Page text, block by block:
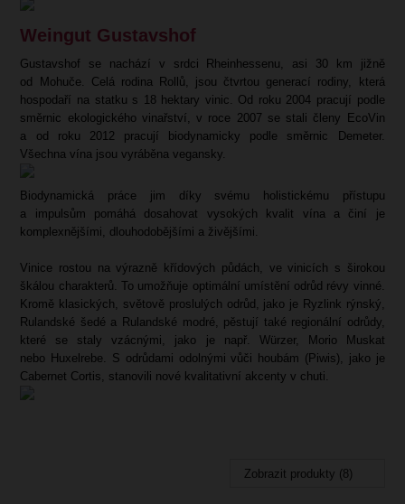
Weingut Gustavshof
Gustavshof se nachází v srdci Rheinhessenu, asi 30 km jižně
od Mohuče. Celá rodina Rollů, jsou čtvrtou generací rodiny, která
hospodaří na statku s 18 hektary vinic. Od roku 2004 pracují podle
směrnic ekologického vinařství, v roce 2007 se stali členy EcoVin
a od roku 2012 pracují biodynamicky podle směrnic Demeter.
Všechna vína jsou vyráběna vegansky.
Biodynamická práce jim díky svému holistickému přístupu
a impulsům pomáhá dosahovat vysokých kvalit vína a činí je
komplexnějšími, dlouhodobějšími a živějšími.
Vinice rostou na výrazně křídových půdách, ve vinicích s širokou
škálou charakterů. To umožňuje optimální umístění odrůd révy vinné.
Kromě klasických, světově proslulých odrůd, jako je Ryzlink rýnský,
Rulandské šedé a Rulandské modré, pěstují také regionální odrůdy,
které se staly vzácnými, jako je např. Würzer, Morio Muskat
nebo Huxelrebe. S odrůdami odolnými vůči houbám (Piwis), jako je
Cabernet Cortis, stanovili nové kvalitativní akcenty v chuti.
Zobrazit produkty (8)